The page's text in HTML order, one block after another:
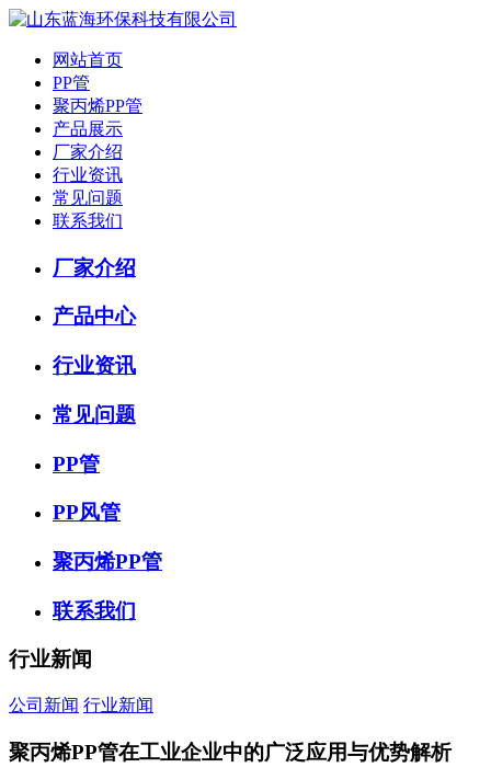
网站首页
PP管
聚丙烯PP管
产品展示
厂家介绍
行业资讯
常见问题
联系我们
厂家介绍
产品中心
行业资讯
常见问题
PP管
PP风管
聚丙烯PP管
联系我们
行业新闻
公司新闻 行业新闻
聚丙烯PP管在工业企业中的广泛应用与优势解析